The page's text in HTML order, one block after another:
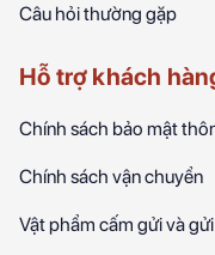
Câu hỏi thường gặp
Hỗ trợ khách
Chính sách bảo mật
Chính sách vận chuyển
Vật phẩm cấm gửi và